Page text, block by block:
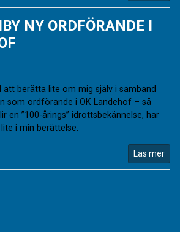
NY ORDFÖRANDE I
berätta lite om mig själv i samband
som ordförande i OK Landehof – så
en ”100-årings” idrottsbekännelse, har
i min berättelse.
Läs mer